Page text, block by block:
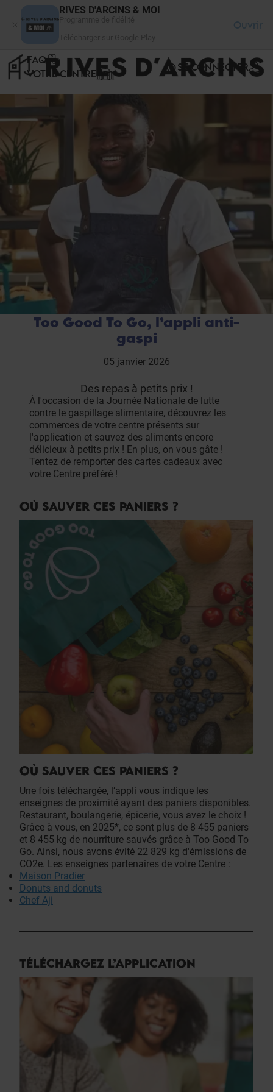
RIVES D'ARCINS & MOI
Ouvrir
FAQ
VOTRE CENTRE
SE CONNECTER
Too Good To Go, l’appli anti-
gaspi
05 janvier 2026
Des repas à petits prix !
À l'occasion de la Journée Nationale de lutte
contre le gaspillage alimentaire, découvrez les
commerces de votre centre présents sur
l'application et sauvez des aliments encore
délicieux à petits prix ! En plus, on vous gâte !
Tentez de remporter des cartes cadeaux avec
votre Centre préféré !
OÙ SAUVER CES PANIERS ?
OÙ SAUVER CES PANIERS ?
Une fois téléchargée, l’appli vous indique les
enseignes de proximité ayant des paniers disponibles.
Restaurant, boulangerie, épicerie, vous avez le choix !
Grâce à vous, en 2025*, ce sont plus de 8 455 paniers
et 8 455 kg de nourriture sauvés grâce à Too Good To
Go. Ainsi, nous avons évité 22 829 kg d'émissions de
CO2e. Les enseignes partenaires de votre Centre :
Maison Pradier
Donuts and donuts
Chef Aji
TÉLÉCHARGEZ L’APPLICATION
Panneau de gestion des cookies